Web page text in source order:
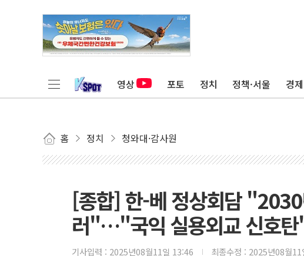
영상 포토 정치 정책·서울 경제
홈 정치 청와대·감사원
[종합] 한-베 정상회담
러"…"국익 실용외교 신호
기사입력 : 2025년08월11일 13:46 최종수정 : 2025년08월